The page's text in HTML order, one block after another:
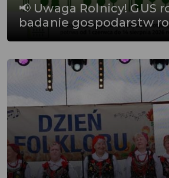
📢 Uwaga Rolnicy! GUS
badanie gospodarstw